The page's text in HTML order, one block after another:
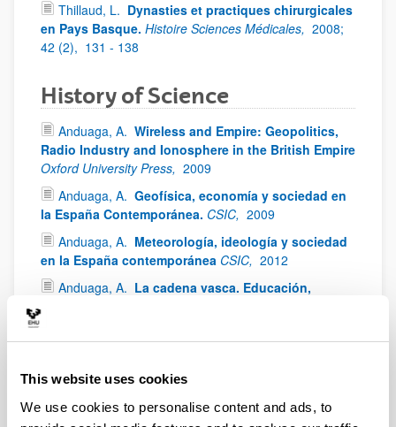
This website uses cookies
We use cookies to personalise content and ads, to
Thillaud, L. Dynasties et practiques chirurgicales
en Pays Basque. Histoire Sciences Médicales, 2008;
42 (2), 131 - 138
History of Science
Anduaga, A. Wireless and Empire: Geopolitics,
Radio Industry and Ionosphere in the British Empire
Oxford University Press, 2009
Anduaga, A. Geofísica, economía y sociedad en
la España Contemporánea. CSIC, 2009
Anduaga, A. Meteorología, ideología y sociedad
en la España contemporánea CSIC, 2012
Anduaga, A. La cadena vasca. Educación,
tecnología, poder social y rendimiento industrial,
1918 Influenza Pandemic
(Spanish flu)